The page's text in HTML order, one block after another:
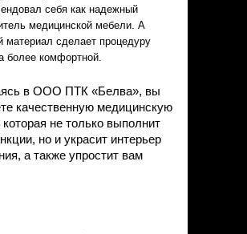
себя как надежный
медицинской мебели. А
материал сделает процедуру
более комфортной.
в ООО ПТК «Белва», вы
качественную медицинскую
не только выполнит
но и украсит интерьер
а также упростит вам